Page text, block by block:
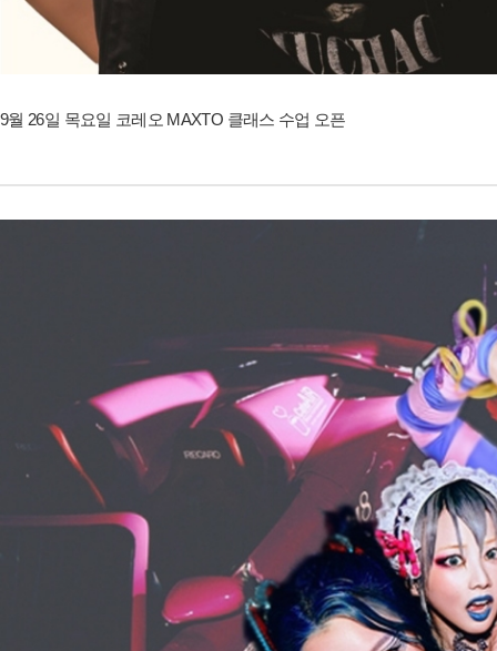
9월 26일 목요일 코레오 MAXTO 클래스 수업 오픈